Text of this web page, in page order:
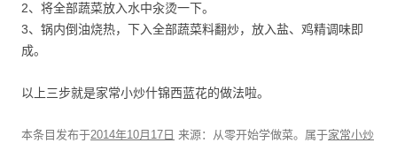
2、将全部蔬菜放入水中汆烫一下。
3、锅内倒油烧热，下入全部蔬菜料翻炒，放入盐、鸡精调味即
成。
以上三步就是家常小炒什锦西蓝花的做法啦。
本条目发布于2014年10月17日 来源：从零开始学做菜。属于家常小炒